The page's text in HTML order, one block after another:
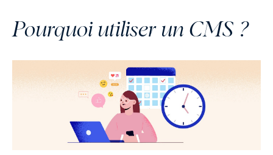
Pourquoi utiliser un CMS ?